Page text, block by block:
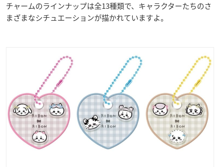
チャームのラインナップは全13種類で、キャラクターたちのさ
まざまなシチュエーションが描かれていますよ。